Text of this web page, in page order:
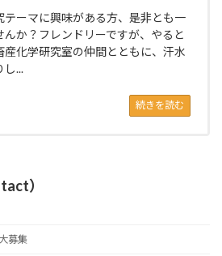
テーマに興味がある方、是非とも一
か？フレンドリーですが、やると
産化学研究室の仲間とともに、汗水
し...
続きを読む
）
募集